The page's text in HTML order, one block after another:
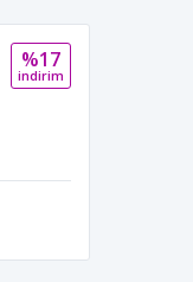
%17
i̇ndi̇ri̇m